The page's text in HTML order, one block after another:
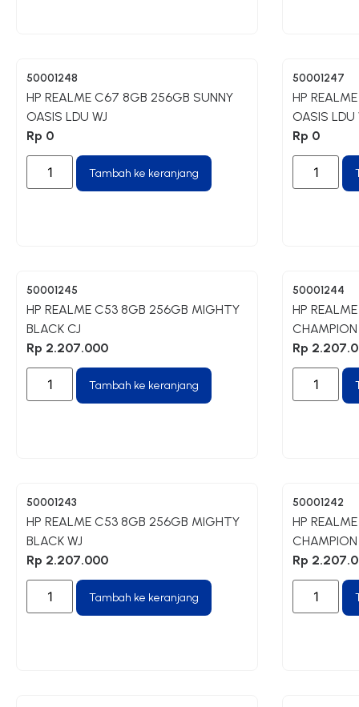
50001248
HP REALME C67 8GB 256GB SUNNY
OASIS LDU WJ
Rp 0
Tambah ke keranjang
50001247
HP
OASIS LDU
Rp 0
50001245
HP REALME C53 8GB 256GB MIGHTY
BLACK CJ
Rp 2.207.000
Tambah ke keranjang
50001244
HP
Rp
50001243
HP REALME C53 8GB 256GB MIGHTY
BLACK WJ
Rp 2.207.000
Tambah ke keranjang
50001242
HP
Rp